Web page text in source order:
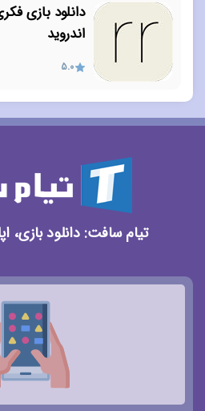
اندروید
5.0
تیام سافت: دانلود بازی،